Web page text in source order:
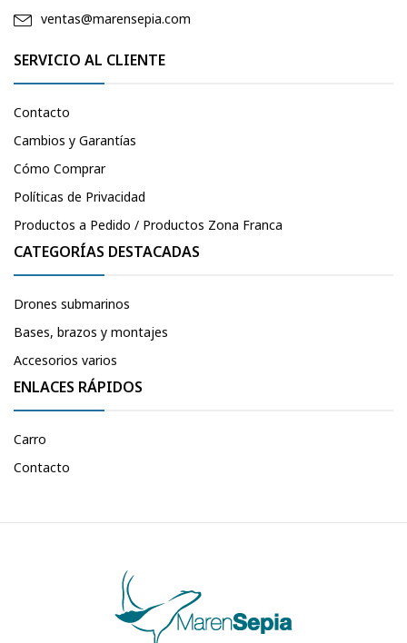
ventas@marensepia.com
SERVICIO AL CLIENTE
Contacto
Cambios y Garantías
Cómo Comprar
Políticas de Privacidad
Productos a Pedido / Productos Zona Franca
CATEGORÍAS DESTACADAS
Drones submarinos
Bases, brazos y montajes
Accesorios varios
ENLACES RÁPIDOS
Carro
Contacto